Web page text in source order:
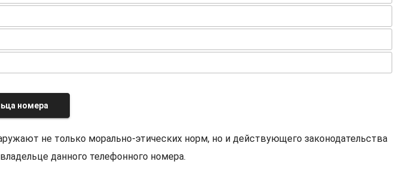
номера
не только морально-этических норм, но и действующего законодательства
данного телефонного номера.